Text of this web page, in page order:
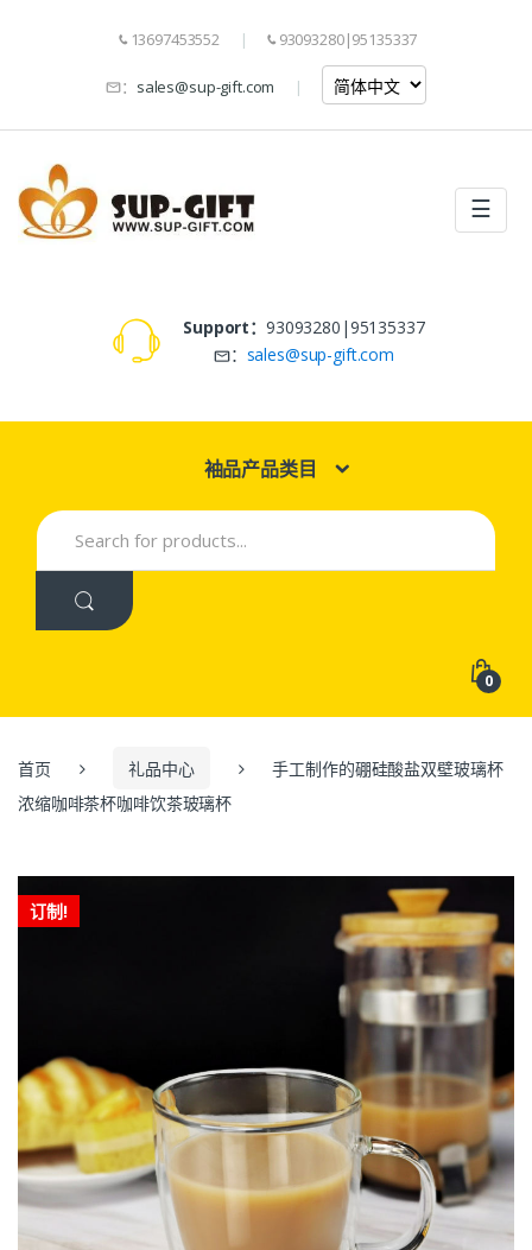
13697453552 93093280|95135337
： sales@sup-gift.com
☰
Support： 93093280|95135337
： sales@sup-gift.com
袖品产品类目
Search
for:
0
首页 礼品中心
手工制作的硼硅酸盐双壁玻璃杯
浓缩咖啡茶杯咖啡饮茶玻璃杯
订制!